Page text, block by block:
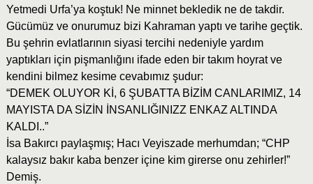
Yetmedi Urfa’ya koştuk! Ne minnet bekledik ne de takdir.
Gücümüz ve onurumuz bizi Kahraman yaptı ve tarihe geçtik.
Bu şehrin evlatlarının siyasi tercihi nedeniyle yardım
yaptıkları için pişmanlığını ifade eden bir takım hoyrat ve
kendini bilmez kesime cevabımız şudur:
“DEMEK OLUYOR Kİ, 6 ŞUBATTA BİZİM CANLARIMIZ, 14
MAYISTA DA SİZİN İNSANLIĞINIZZ ENKAZ ALTINDA
KALDI..”
İsa Bakırcı paylaşmış; Hacı Veyiszade merhumdan; “CHP
kalaysız bakır kaba benzer içine kim girerse onu zehirler!”
Demiş.